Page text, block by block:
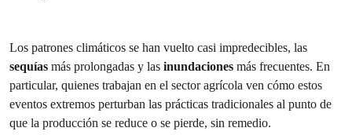
Los patrones climáticos se han vuelto casi impredecibles, las
sequías más prolongadas y las inundaciones más frecuentes. En
particular, quienes trabajan en el sector agrícola ven cómo estos
eventos extremos perturban las prácticas tradicionales al punto de
que la producción se reduce o se pierde, sin remedio.